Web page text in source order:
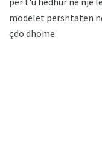
modelet përshtaten
çdo dhome.